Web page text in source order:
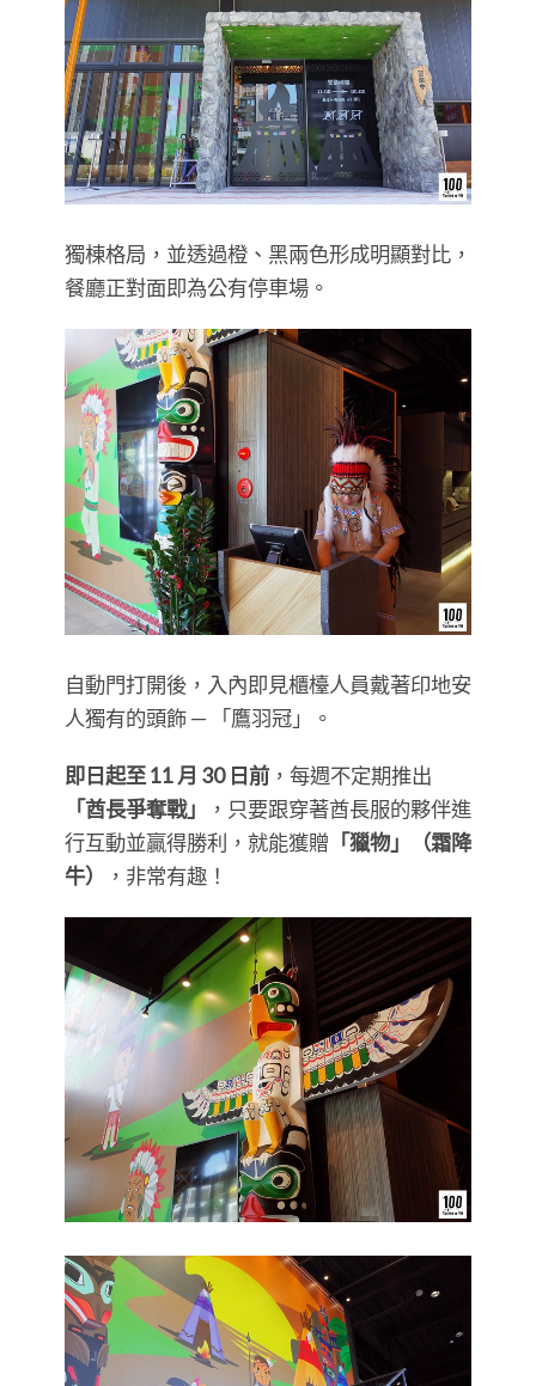
獨棟格局，並透過橙、黑兩色形成明顯對比，
餐廳正對面即為公有停車場。
自動門打開後，入內即見櫃檯人員戴著印地安
人獨有的頭飾 — 「鷹羽冠」。
即日起至 11 月 30 日前 ，每週不定期推出
「酋長爭奪戰」
，只要跟穿著酋長服的夥伴進
行互動並贏得勝利，就能獲贈 「獵物」（霜降
牛）
，非常有趣！